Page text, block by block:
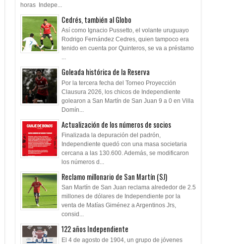
horas Indepe...
Cedrés, también al Globo
Así como Ignacio Pussetto, el volante uruguayo
Rodrigo Fernández Cedres, quien tampoco era
tenido en cuenta por Quinteros, se va a préstamo
...
Goleada histórica de la Reserva
Por la tercera fecha del Torneo Proyección
Clausura 2026, los chicos de Independiente
golearon a San Martín de San Juan 9 a 0 en Villa
Domín...
Actualización de los números de socios
Finalizada la depuración del padrón,
Independiente quedó con una masa societaria
cercana a las 130.600. Además, se modificaron
los números d...
Reclamo millonario de San Martín (SJ)
San Martín de San Juan reclama alrededor de 2.5
millones de dólares de Independiente por la
venta de Matías Giménez a Argentinos Jrs,
consid...
122 años Independiente
El 4 de agosto de 1904, un grupo de jóvenes